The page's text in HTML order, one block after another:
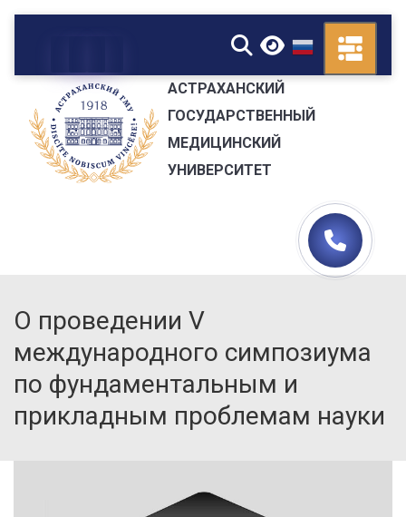
▼
АСТРАХАНСКИЙ
ГОСУДАРСТВЕННЫЙ
МЕДИЦИНСКИЙ
УНИВЕРСИТЕТ
О проведении V
международного симпозиума
по фундаментальным и
прикладным проблемам науки